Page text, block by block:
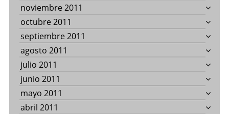
noviembre 2011
octubre 2011
septiembre 2011
agosto 2011
julio 2011
junio 2011
mayo 2011
abril 2011